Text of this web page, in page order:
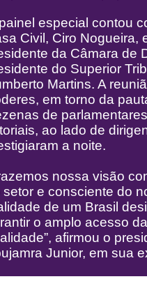
especial contou
Civil, Ciro Nogueira,
da Câmara de
do Superior
Martins. A
em torno da
de
ao lado de
a noite.
nossa visão
setor e consciente do
de um Brasil
o amplo acesso
afirmou o
Junior, em sua